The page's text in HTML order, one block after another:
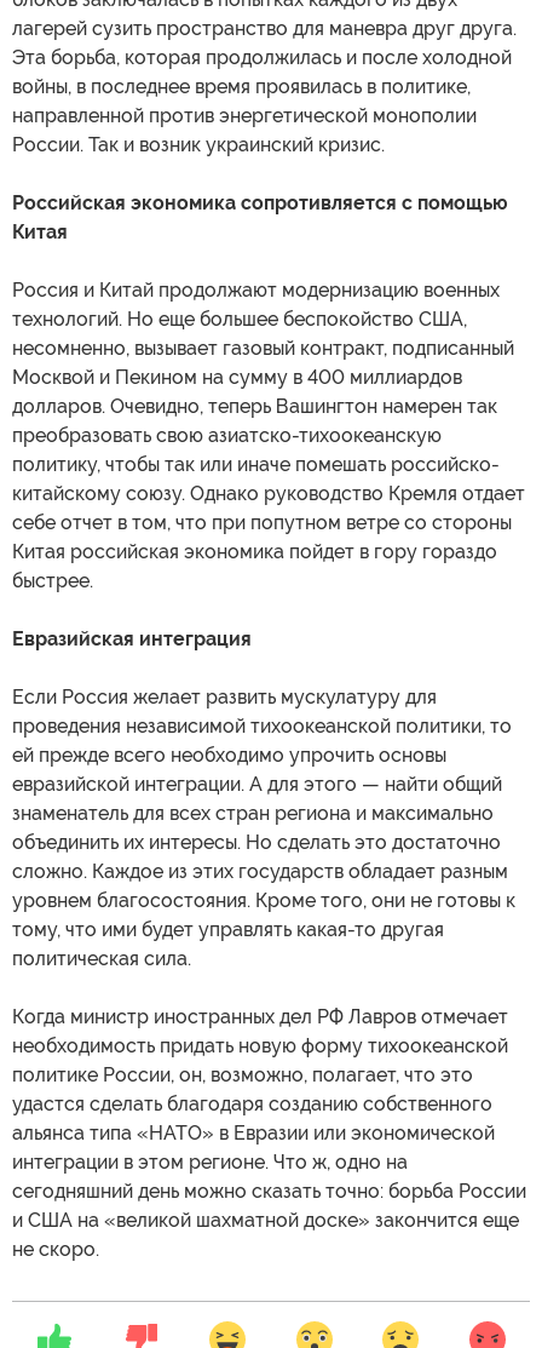
лагерей сузить пространство для маневра друг друга.
Эта борьба, которая продолжилась и после холодной
войны, в последнее время проявилась в политике,
направленной против энергетической монополии
России. Так и возник украинский кризис.
Российская экономика сопротивляется с помощью
Китая
Россия и Китай продолжают модернизацию военных
технологий. Но еще большее беспокойство США,
несомненно, вызывает газовый контракт, подписанный
Москвой и Пекином на сумму в 400 миллиардов
долларов. Очевидно, теперь Вашингтон намерен так
преобразовать свою азиатско-тихоокеанскую
политику, чтобы так или иначе помешать российско-
китайскому союзу. Однако руководство Кремля отдает
себе отчет в том, что при попутном ветре со стороны
Китая российская экономика пойдет в гору гораздо
быстрее.
Евразийская интеграция
Если Россия желает развить мускулатуру для
проведения независимой тихоокеанской политики, то
ей прежде всего необходимо упрочить основы
евразийской интеграции. А для этого — найти общий
знаменатель для всех стран региона и максимально
объединить их интересы. Но сделать это достаточно
сложно. Каждое из этих государств обладает разным
уровнем благосостояния. Кроме того, они не готовы к
тому, что ими будет управлять какая-то другая
политическая сила.
Когда министр иностранных дел РФ Лавров отмечает
необходимость придать новую форму тихоокеанской
политике России, он, возможно, полагает, что это
удастся сделать благодаря созданию собственного
альянса типа «НАТО» в Евразии или экономической
интеграции в этом регионе. Что ж, одно на
сегодняшний день можно сказать точно: борьба России
и США на «великой шахматной доске» закончится еще
не скоро.